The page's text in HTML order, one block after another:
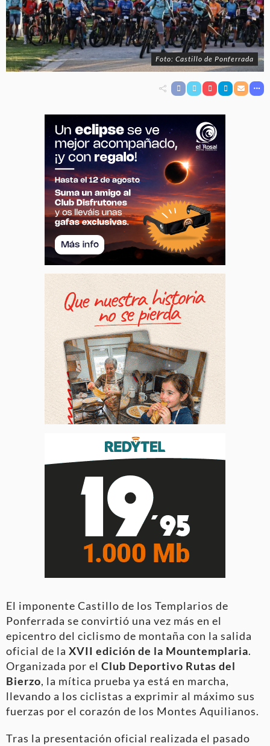
Foto: Castillo de Ponferrada
El imponente Castillo de los Templarios de
Ponferrada se convirtió una vez más en el
epicentro del ciclismo de montaña con la salida
oficial de la XVII edición de la Mountemplaria.
Organizada por el Club Deportivo Rutas del
Bierzo, la mítica prueba ya está en marcha,
llevando a los ciclistas a exprimir al máximo sus
fuerzas por el corazón de los Montes Aquilianos.
Tras la presentación oficial realizada el pasado